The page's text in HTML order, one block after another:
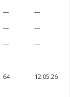
---
---
---
---
---
---
---
---
64 12.05.26